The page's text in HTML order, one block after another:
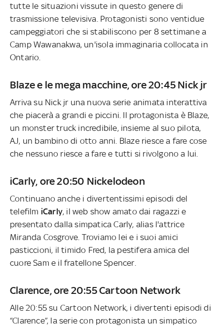
tutte le situazioni vissute in questo genere di
trasmissione televisiva. Protagonisti sono ventidue
campeggiatori che si stabiliscono per 8 settimane a
Camp Wawanakwa, un'isola immaginaria collocata in
Ontario.
Blaze e le mega macchine, ore 20:45 Nick jr
Arriva su Nick jr una nuova serie animata interattiva
che piacerà a grandi e piccini. Il protagonista è Blaze,
un monster truck incredibile, insieme al suo pilota,
AJ, un bambino di otto anni. Blaze riesce a fare cose
che nessuno riesce a fare e tutti si rivolgono a lui.
iCarly, ore 20:50 Nickelodeon
Continuano anche i divertentissimi episodi del
telefilm iCarly, il web show amato dai ragazzi e
presentato dalla simpatica Carly, alias l'attrice
Miranda Cosgrove. Troviamo lei e i suoi amici
pasticcioni, il timido Fred, la pestifera amica del
cuore Sam e il fratellone Spencer.
Clarence, ore 20:55 Cartoon Network
Alle 20:55 su Cartoon Network, i divertenti episodi di
“Clarence”, la serie con protagonista un simpatico